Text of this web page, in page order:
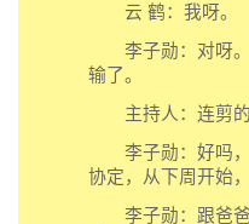
云 鹤：我呀。
李子勋：对呀。
输了。
主持人：连剪的
李子勋：好吗，
协定，从下周开始
李子勋：跟爸爸